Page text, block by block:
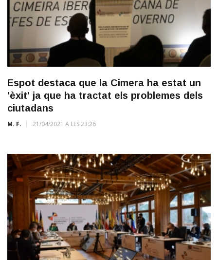
Espot destaca que la Cimera ha estat un
'èxit' ja que ha tractat els problemes dels
ciutadans
M. F. 21/04/2021 A LES 23:26